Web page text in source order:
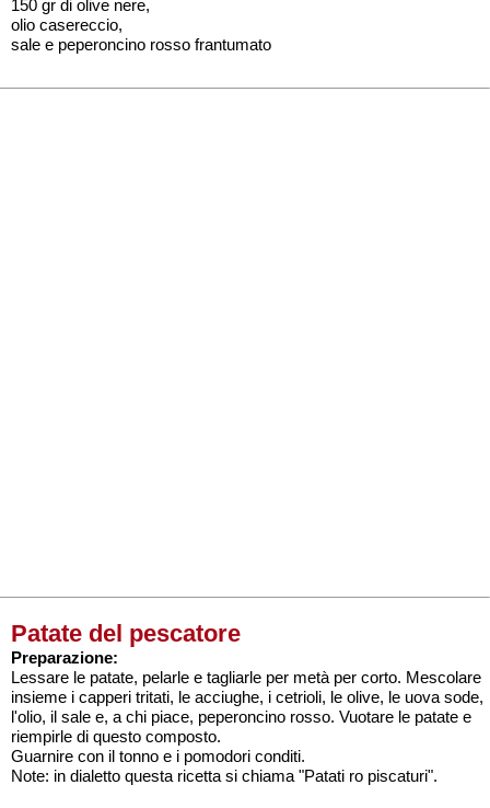
150 gr di olive nere,
olio casereccio,
sale e peperoncino rosso frantumato
Patate del pescatore
Preparazione:
Lessare le patate, pelarle e tagliarle per metà per corto. Mescolare
insieme i capperi tritati, le acciughe, i cetrioli, le olive, le uova sode,
l'olio, il sale e, a chi piace, peperoncino rosso. Vuotare le patate e
riempirle di questo composto.
Guarnire con il tonno e i pomodori conditi.
Note: in dialetto questa ricetta si chiama "Patati ro piscaturi".